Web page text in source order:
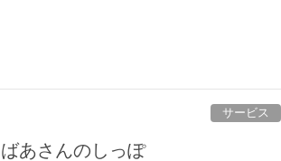
サービス
あさんのしっぽ